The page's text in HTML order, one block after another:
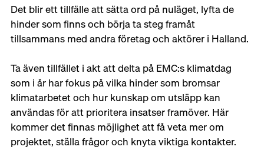
Det blir ett tillfälle att sätta ord på nuläget, lyfta de
hinder som finns och börja ta steg framåt
tillsammans med andra företag och aktörer i Halland.
Ta även tillfället i akt att delta på EMC:s klimatdag
som i år har fokus på vilka hinder som bromsar
klimatarbetet och hur kunskap om utsläpp kan
användas för att prioritera insatser framöver. Här
kommer det finnas möjlighet att få veta mer om
projektet, ställa frågor och knyta viktiga kontakter.